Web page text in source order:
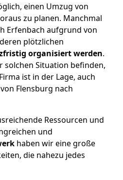
einen Umzug von
zu planen. Manchmal
Erfenbach aufgrund von
plötzlichen
organisiert werden.
solchen Situation befinden,
ist in der Lage, auch
Flensburg nach
Ressourcen und
und
haben wir eine große
die nahezu jedes